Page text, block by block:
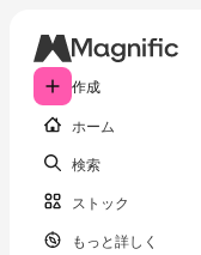
作成
ホーム
検索
ストック
もっと詳しく